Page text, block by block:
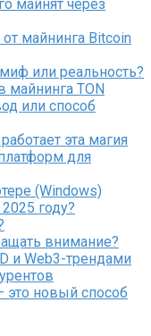
майнят через
майнинга Bitcoin
или реальность?
майнинга TON
или способ
эта магия
для
(Windows)
году?
внимание?
и Web3-трендами
это новый способ